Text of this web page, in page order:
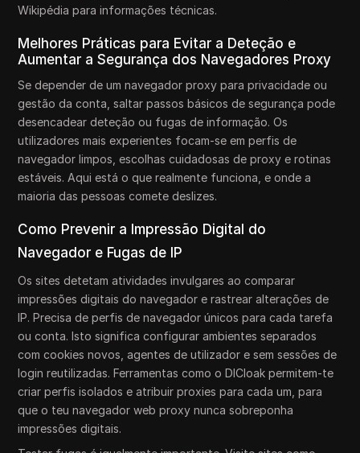
Wikipédia para informações técnicas.
Melhores Práticas para Evitar a Deteção e
Aumentar a Segurança dos Navegadores Proxy
Se depender de um navegador proxy para privacidade ou
gestão da conta, saltar passos básicos de segurança pode
desencadear deteção ou fugas de informação. Os
utilizadores mais experientes focam-se em perfis de
navegador limpos, escolhas cuidadosas de proxy e rotinas
estáveis. Aqui está o que realmente funciona, e onde a
maioria das pessoas comete deslizes.
Como Prevenir a Impressão Digital do
Navegador e Fugas de IP
Os sites detetam atividades invulgares ao comparar
impressões digitais do navegador e rastrear alterações de
IP. Precisa de perfis de navegador únicos para cada tarefa
ou conta. Isto significa configurar ambientes separados
com cookies novos, agentes de utilizador e sem sessões de
login reutilizadas. Ferramentas como o DICloak permitem-te
criar perfis isolados e atribuir proxies para cada um, para
que o teu navegador web proxy nunca sobreponha
impressões digitais.